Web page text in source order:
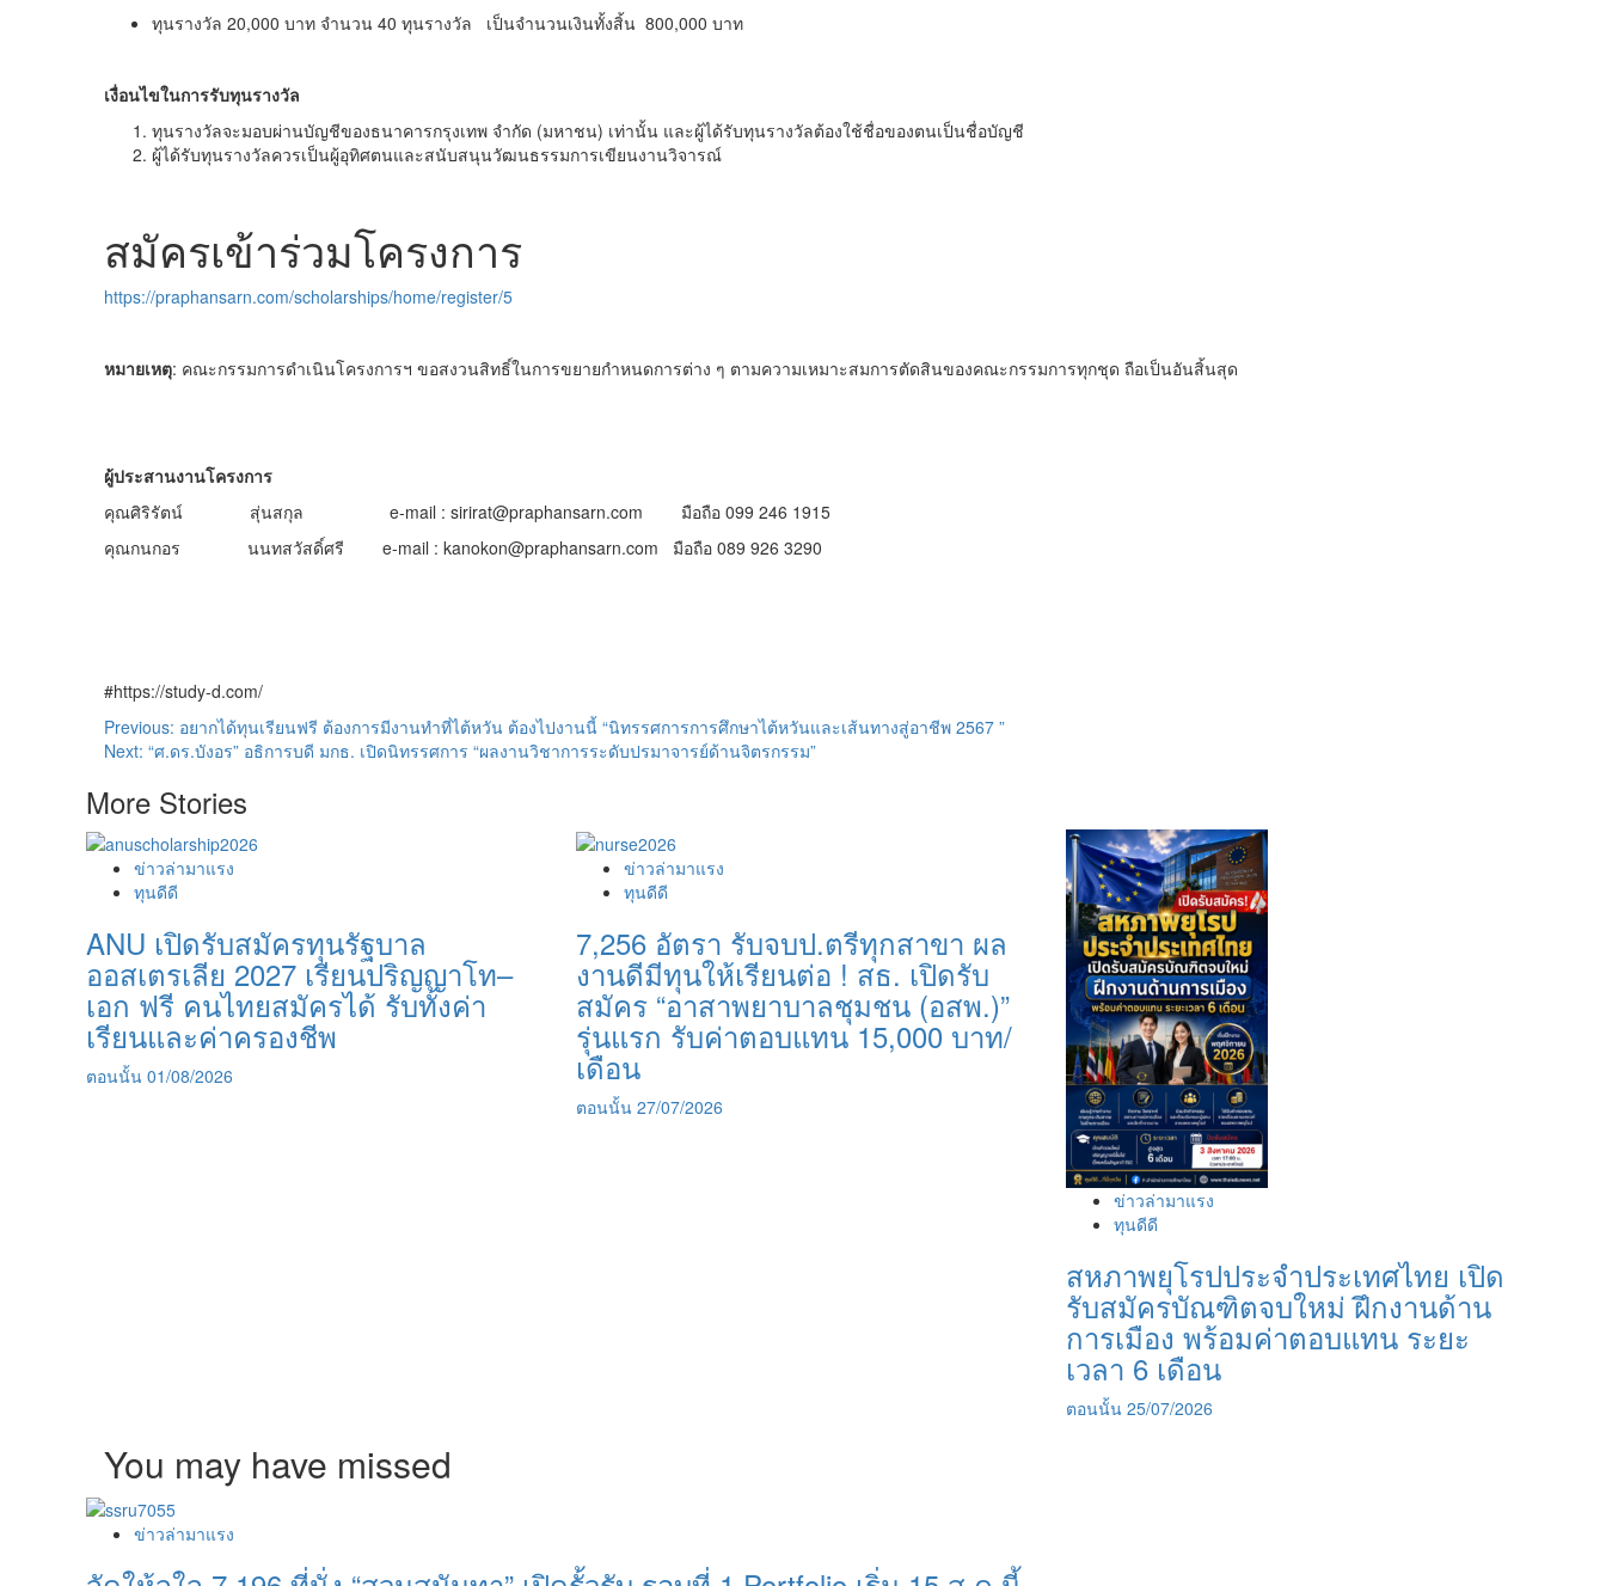
ทุนรางวัล 20,000 บาท จำนวน 40 ทุนรางวัล เป็นจำนวนเงินทั้งสิ้น 800,000 บาท
เงื่อนไขในการรับทุนรางวัล
ทุนรางวัลจะมอบผ่านบัญชีของธนาคารกรุงเทพ จำกัด (มหาชน) เท่านั้น และผู้ได้รับทุนรางวัลต้องใช้ชื่อของตนเป็นชื่อบัญชี
ผู้ได้รับทุนรางวัลควรเป็นผู้อุทิศตนและสนับสนุนวัฒนธรรมการเขียนงานวิจารณ์
สมัครเข้าร่วมโครงการ
https://praphansarn.com/scholarships/home/register/5
หมายเหตุ: คณะกรรมการดำเนินโครงการฯ ขอสงวนสิทธิ์ในการขยายกำหนดการต่าง ๆ ตามความเหมาะสมการตัดสินของคณะกรรมการทุกชุด ถือเป็นอันสิ้นสุด
ผู้ประสานงานโครงการ
คุณศิริรัตน์ สุ่นสกุล e-mail : sirirat@praphansarn.com มือถือ 099 246 1915
คุณกนกอร นนทสวัสดิ์ศรี e-mail : kanokon@praphansarn.com มือถือ 089 926 3290
#https://study-d.com/
Post
navigation
Previous: อยากได้ทุนเรียนฟรี ต้องการมีงานทำที่ไต้หวัน ต้องไปงานนี้ “นิทรรศการการศึกษาไต้หวันและเส้นทางสู่อาชีพ 2567 ”
Next: “ศ.ดร.บังอร” อธิการบดี มกธ. เปิดนิทรรศการ “ผลงานวิชาการระดับปรมาจารย์ด้านจิตรกรรม”
More Stories
ข่าวล่ามาแรง
ทุนดีดี
ANU เปิดรับสมัครทุนรัฐบาล
ออสเตรเลีย 2027 เรียนปริญญาโท–
เอก ฟรี คนไทยสมัครได้ รับทั้งค่า
เรียนและค่าครองชีพ
ตอนนั้น 01/08/2026
ข่าวล่ามาแรง
ทุนดีดี
7,256 อัตรา รับจบป.ตรีทุกสาขา ผล
งานดีมีทุนให้เรียนต่อ ! สธ. เปิดรับ
สมัคร “อาสาพยาบาลชุมชน (อสพ.)”
รุ่นแรก รับค่าตอบแทน 15,000 บาท/
เดือน
ตอนนั้น 27/07/2026
ข่าวล่ามาแรง
ทุนดีดี
สหภาพยุโรปประจำประเทศไทย เปิด
รับสมัครบัณฑิตจบใหม่ ฝึกงานด้าน
การเมือง พร้อมค่าตอบแทน ระยะ
เวลา 6 เดือน
ตอนนั้น 25/07/2026
You may have missed
ข่าวล่ามาแรง